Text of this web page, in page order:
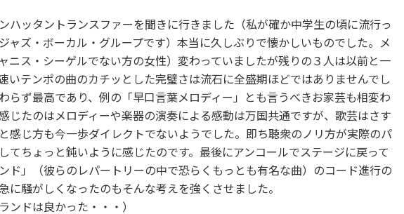
ハッタントランスファーを聞きに行きました（私が確か中学生の頃に流行っ
ャズ・ボーカル・グループです）本当に久しぶりで懐かしいものでした。メ
ニス・シーゲルでない方の女性）変わっていましたが残りの３人は以前と一
いテンポの曲のカチッとした完璧さは流石に全盛期ほどではありませんでし
らず最高であり、例の「早口言葉メロディー」とも言うべきお家芸も相変わ
じたのはメロディーや楽器の演奏による感動は万国共通ですが、歌芸はさす
感じ方も今一歩ダイレクトでないようでした。即ち聴衆のノリ方が実際のパ
てちょっと鈍いように感じたのです。最後にアンコールでステージに戻って
ド」（彼らのレパートリーの中で恐らくもっとも有名な曲）のコード進行の
に騒がしくなったのもそんな考えを強くさせました。
ンドは良かった・・・）